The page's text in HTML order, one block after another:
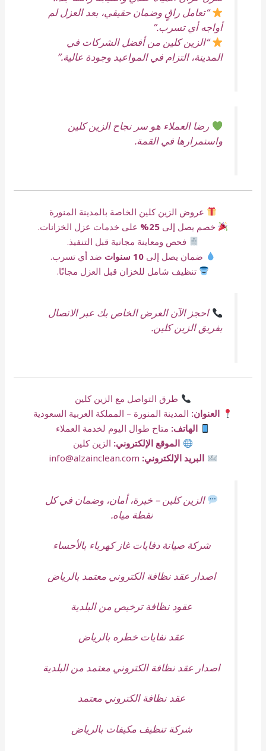
“تعامل راقٍ وضمان حقيقي، بعد العزل لم
أواجه أي تسرب.”
“الزين كلين من أفضل الشركات في
المدينة، التزام في المواعيد وجودة عالية.”
رضا العملاء هو سر نجاح الزين كلين
واستمرارها في القمة.
عروض الزين كلين الخاصة بالمدينة المنورة
خصم يصل إلى25%
على خدمات عزل الخزانات.
فحص ومعاينة مجانية قبل التنفيذ.
ضمان يصل إلى10 سنوات
ضد أي تسرب.
تنظيف شامل للخزان قبل العزل مجانًا.
احجز الآن العرض الخاص بك عبر الاتصال
بفريق الزين كلين.
طرق التواصل مع الزين كلين
العنوان: المدينة المنورة – المملكة العربية السعودية
الهاتف: متاح طوال اليوم لخدمة العملاء
الموقع الإلكتروني: الزين كلين
البريد الإلكتروني: info@alzainclean.com
الزين كلين – خبرة، أمان، وضمان في كل
نقطة مياه.
شركة صيانة دفايات غاز كهرباء بالأحساء
اصدار عقد نظافة الكتروني معتمد بالرياض
عقود نظافة ترخيص من البلدية
عقد نفايات خطره بالرياض
اصدار عقد نظافة الكتروني معتمد من البلدية
عقد نظافة الكتروني معتمد
شركة تنظيف مكيفات بالرياض